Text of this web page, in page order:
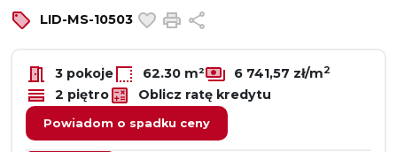
LID-MS-10503 Dodaj do ulubionych
Drukuj
3 pokoje 62.30 m² 6 741,57 zł/m2
2 piętro Oblicz ratę kredytu
Powiadom o spadku ceny